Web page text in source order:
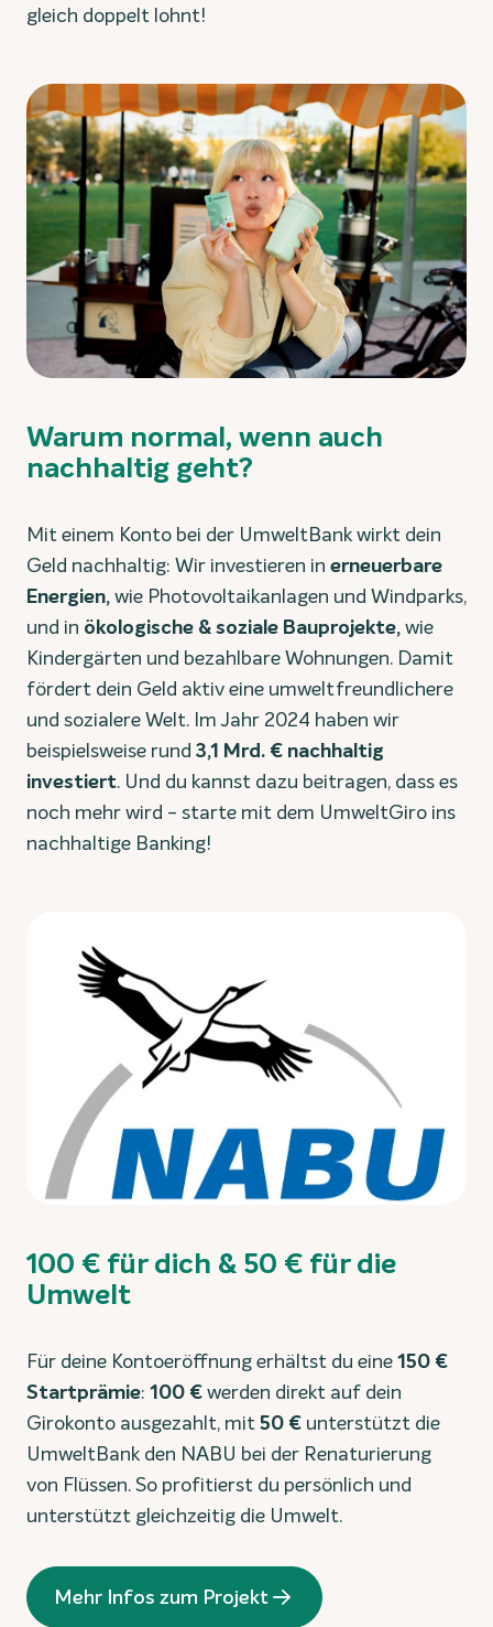
gleich doppelt lohnt!
Warum normal, wenn auch
nachhaltig geht?
Mit einem Konto bei der UmweltBank wirkt dein
Geld nachhaltig: Wir investieren in erneuerbare
Energien,wie Photovoltaikanlagen und Windparks,
und in ökologische & soziale Bauprojekte,wie
Kindergärten und bezahlbare Wohnungen. Damit
fördert dein Geld aktiv eine umweltfreundlichere
und sozialere Welt. Im Jahr 2024 haben wir
beispielsweise rund 3,1 Mrd. € nachhaltig
investiert. Und du kannst dazu beitragen, dass es
noch mehr wird - starte mit dem UmweltGiro ins
nachhaltige Banking!
100 € für dich & 50 € für die
Umwelt
Für deine Kontoeröffnung erhältst du eine150 €
Startprämie: 100 €werden direkt auf dein
Girokonto ausgezahlt, mit50 € unterstützt die
UmweltBank den NABU bei der Renaturierung
von Flüssen. So profitierst du persönlich und
unterstützt gleichzeitig die Umwelt.
Mehr Infos zum Projekt